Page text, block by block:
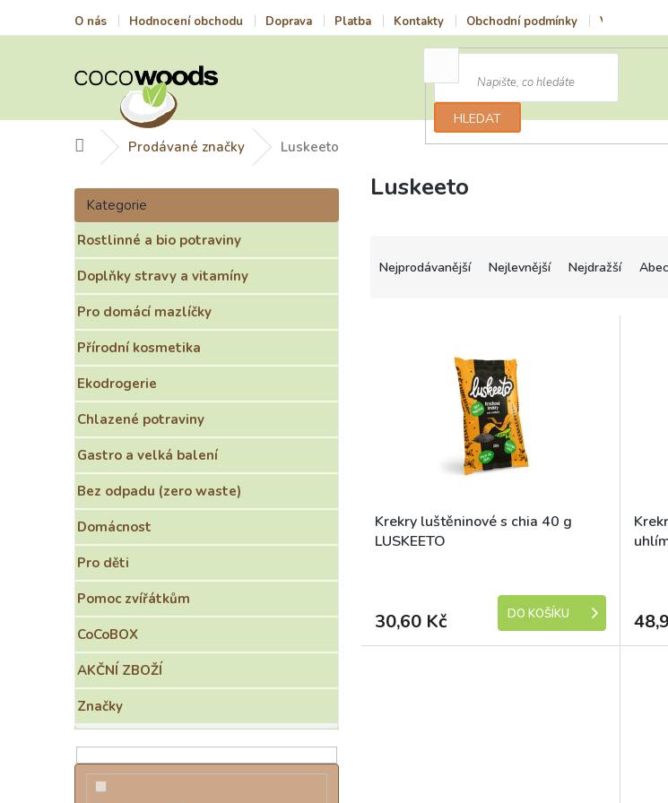
O nás Hodnocení obchodu Doprava Platba Kontakty Obchodní podmínky Vrácení
HLEDAT
Domů Prodávané značky Luskeeto
P
s
t
r
a
n
n
p
a
n
e
l
Přeskočit
kategorie
Kategorie
Rostlinné a bio potraviny
Doplňky stravy a vitamíny
Pro domácí mazlíčky
Přírodní kosmetika
Ekodrogerie
Chlazené potraviny
Gastro a velká balení
Bez odpadu (zero waste)
Domácnost
Pro děti
Pomoc zvířátkům
CoCoBOX
AKČNÍ ZBOŽÍ
Značky
Luskeeto
Nejprodávanější Nejlevnější Nejdražší
k
t
Krekry luštěninové s chia 40 g
LUSKEETO
30,60 Kč DO KOŠÍKU